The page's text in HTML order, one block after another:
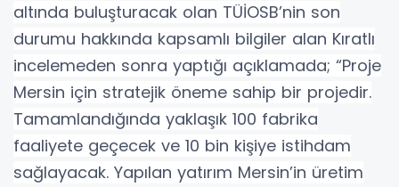
altında buluşturacak olan TÜİOSB’nin son
durumu hakkında kapsamlı bilgiler alan Kıratlı
incelemeden sonra yaptığı açıklamada; “Proje
Mersin için stratejik öneme sahip bir projedir.
Tamamlandığında yaklaşık 100 fabrika
faaliyete geçecek ve 10 bin kişiye istihdam
sağlayacak. Yapılan yatırım Mersin’in üretim